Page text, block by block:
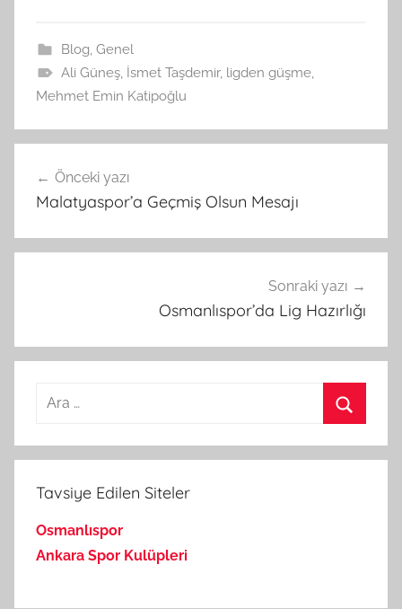
Blog, Genel
Ali Güneş, İsmet Taşdemir, ligden güşme,
Mehmet Emin Katipoğlu
gezinmesi
Önceki yazı
Malatyaspor’a Geçmiş Olsun Mesajı
Sonraki yazı
Osmanlıspor’da Lig Hazırlığı
Arama:
Tavsiye Edilen Siteler
Osmanlıspor
Ankara Spor Kulüpleri